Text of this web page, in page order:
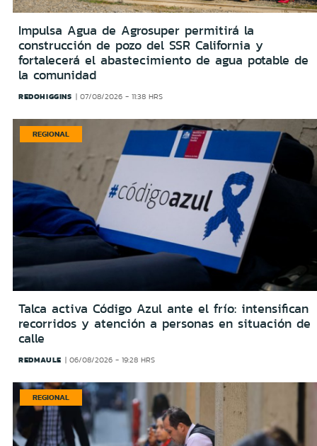
Impulsa Agua de Agrosuper permitirá la
construcción de pozo del SSR California y
fortalecerá el abastecimiento de agua potable de
la comunidad
REDOHIGGINS 07/08/2026 - 11:38 HRS
REGIONAL
Talca activa Código Azul ante el frío: intensifican
recorridos y atención a personas en situación de
calle
REDMAULE 06/08/2026 - 19:28 HRS
REGIONAL